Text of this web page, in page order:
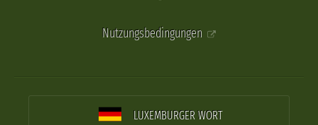
Nutzungsbedingungen
LUXEMBURGER WORT